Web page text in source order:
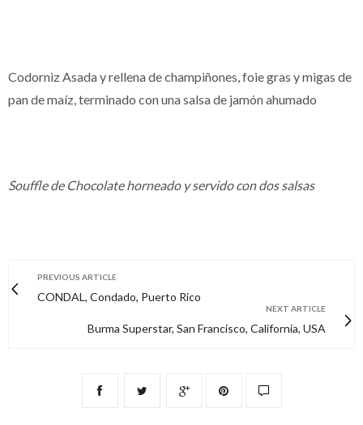
Codorniz Asada y rellena de champiñones, foie gras y migas de
pan de maíz, terminado con una salsa de jamón ahumado
Souffle de Chocolate horneado y servido con dos salsas
PREVIOUS ARTICLE
CONDAL, Condado, Puerto Rico
NEXT ARTICLE
Burma Superstar, San Francisco, California, USA